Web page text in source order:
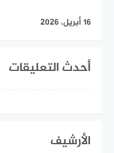
16 أبريل، 2026
أحدث التعليقات
الأرشيف